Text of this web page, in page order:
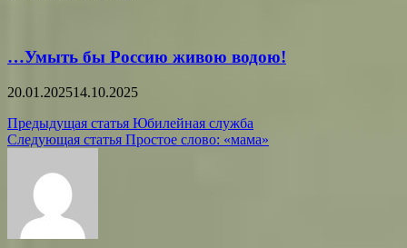
…Умыть бы Россию живою водою!
20.01.202514.10.2025
Навигация
по
записям
Предыдущая статья Юбилейная служба
Следующая статья Простое слово: «мама»